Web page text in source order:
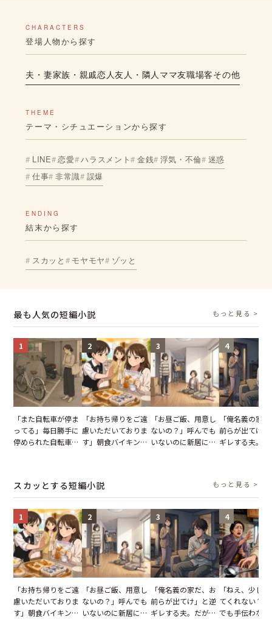
CHARACTERS
登場人物から探す
夫・妻家族・親戚恋人友人・隣人 ママ友職場客その他
THEME
テーマ・シチュエーションから探す
LINE 恋愛 ハラスメント 金銭 浮気・不倫 迷惑
仕事 非常識 誤爆
ENDING
結末から探す
スカッと モヤモヤ ゾッと
最も人気の短編小説 もっと見る >
1
「また自転車が停ま
ってる」毎日勝手に
停められた自転車。
2
「お持ち帰りをご遠
慮いただいておりま
す」朝食バイキング
が一変
3
「お昼ご飯、用意し
ないの？」呼んでも
いないのに新居にあ
4
「俺名義の家
前らが出てけ
ギレする夫。
スカッとする短編小説 もっと見る >
1
「お持ち帰りをご遠
慮いただいておりま
す」朝食バイキング
2
「お昼ご飯、用意し
ないの？」呼んでも
いないのに新居にあ
3
「俺名義の家だ、お
前らが出てけ」と逆
ギレする夫。だが、
4
「ねえ、少し
てくれない？
でも手伝わな